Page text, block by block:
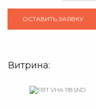
Витрина: